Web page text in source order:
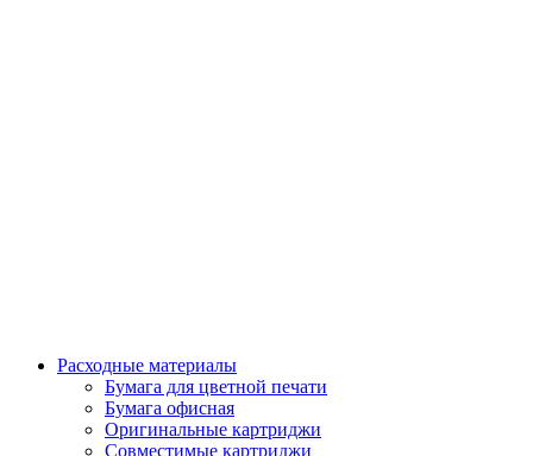
Расходные материалы
Бумага для цветной печати
Бумага офисная
Оригинальные картриджи
Совместимые картриджи